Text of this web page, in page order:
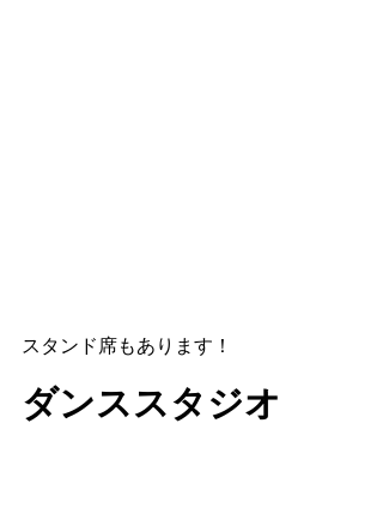
スタンド席もあります！
ダンススタジオ